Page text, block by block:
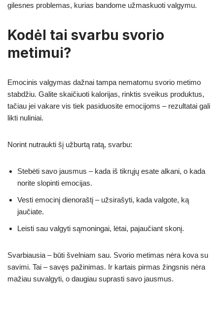
gilesnes problemas, kurias bandome užmaskuoti valgymu.
Kodėl tai svarbu svorio
metimui?
Emocinis valgymas dažnai tampa nematomu svorio metimo
stabdžiu. Galite skaičiuoti kalorijas, rinktis sveikus produktus,
tačiau jei vakare vis tiek pasiduosite emocijoms – rezultatai gali
likti nuliniai.
Norint nutraukti šį užburtą ratą, svarbu:
Stebėti savo jausmus – kada iš tikrųjų esate alkani, o kada
norite slopinti emocijas.
Vesti emocinį dienoraštį – užsirašyti, kada valgote, ką
jaučiate.
Leisti sau valgyti sąmoningai, lėtai, pajaučiant skonį.
Svarbiausia – būti švelniam sau. Svorio metimas nėra kova su
savimi. Tai – savęs pažinimas. Ir kartais pirmas žingsnis nėra
mažiau suvalgyti, o daugiau suprasti savo jausmus.